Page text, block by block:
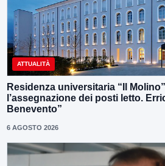
ATTUALITÀ
Residenza universitaria “Il
l’assegnazione dei posti letto.
Benevento”
6 AGOSTO 2026